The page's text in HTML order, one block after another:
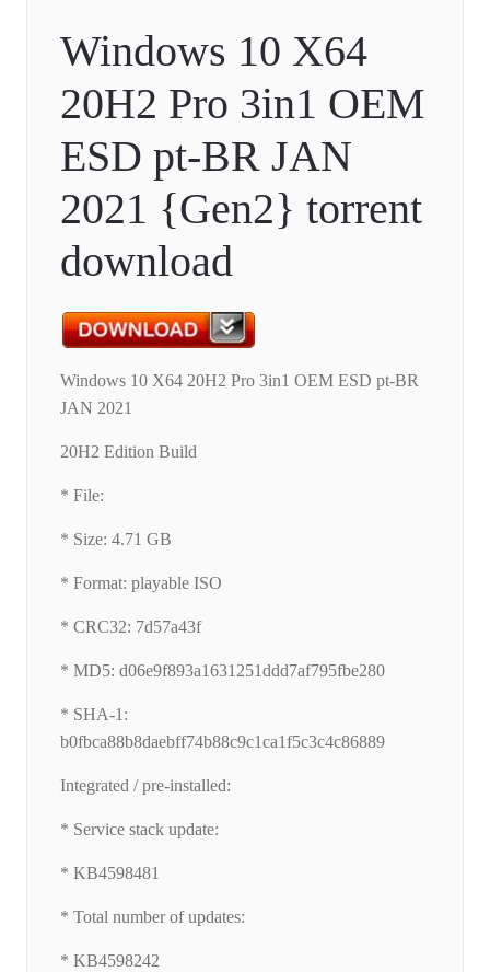
Windows 10 X64
20H2 Pro 3in1 OEM
ESD pt-BR JAN
2021 {Gen2} torrent
download
Windows 10 X64 20H2 Pro 3in1 OEM ESD pt-BR
JAN 2021
20H2 Edition Build
* File:
* Size: 4.71 GB
* Format: playable ISO
* CRC32: 7d57a43f
* MD5: d06e9f893a1631251ddd7af795fbe280
* SHA-1:
b0fbca88b8daebff74b88c9c1ca1f5c3c4c86889
Integrated / pre-installed:
* Service stack update:
* KB4598481
* Total number of updates:
* KB4598242